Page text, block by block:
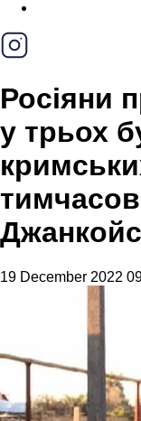
Росіяни
у трьох
19 December 2022